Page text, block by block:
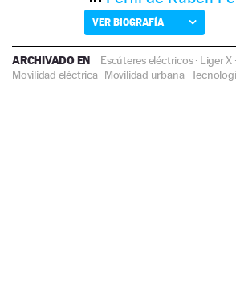
VER BIOGRAFÍA
ARCHIVADO EN Escúteres eléctricos· Liger X ·
Movilidad eléctrica· Movilidad urbana·